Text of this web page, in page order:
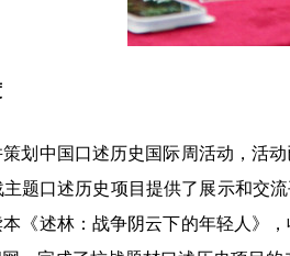
中国口述历史国际周活动，活动
题口述历史项目提供了展示和交
《述林：战争阴云下的年轻人》